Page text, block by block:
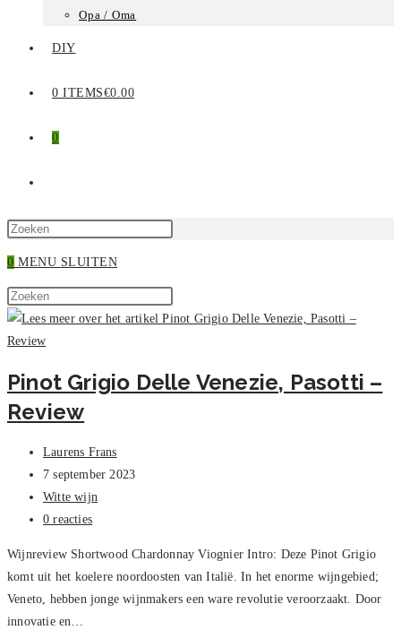
Opa / Oma
DIY
0 ITEMS€0.00
0
ZOEKEN
het
sluiten.
0 MENU SLUITEN
Zoek
op
deze
op
het
Pinot Grigio Delle Venezie, Pasotti –
Review
Bericht
auteur:
Laurens Frans
Bericht
gepubliceerd
op:
7 september 2023
Berichtcategorie:
Witte wijn
Bericht
0 reacties
Wijnreview Shortwood Chardonnay Viognier Intro: Deze Pinot Grigio
komt uit het koelere noordoosten van Italië. In het enorme wijngebied;
Veneto, hebben jonge wijnmakers een ware revolutie veroorzaakt. Door
innovatie en…